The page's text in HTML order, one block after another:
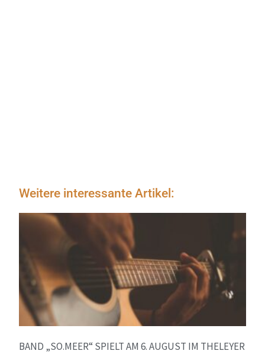
Weitere interessante Artikel:
BAND „SO.MEER“ SPIELT AM 6. AUGUST IM THELEYER